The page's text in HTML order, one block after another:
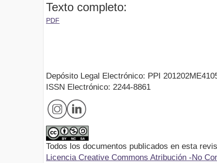
Texto completo:
PDF
Depósito Legal Electrónico: PPI
ISSN Electrónico: 2244-8861
Todos los documentos publicados en esta
Licencia Creative Commons Atribución -No